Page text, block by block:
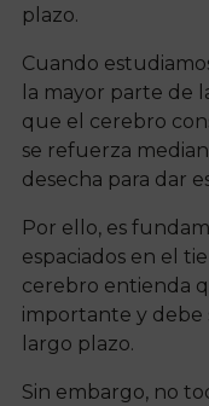
plazo.
Cuando
la mayor parte de
que el cerebro
se refuerza
desecha para dar
Por ello, es
espaciados en el
cerebro entienda
importante y debe
largo plazo.
Sin embargo, no